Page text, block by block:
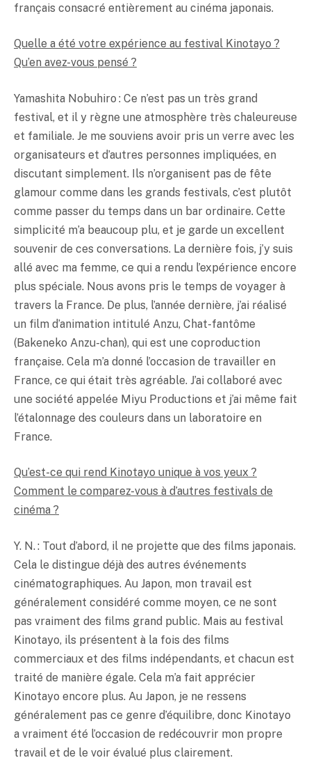
français consacré entièrement au cinéma japonais.
Quelle a été votre expérience au festival Kinotayo ?
Qu’en avez-vous pensé ?
Yamashita Nobuhiro : Ce n’est pas un très grand
festival, et il y règne une atmosphère très chaleureuse
et familiale. Je me souviens avoir pris un verre avec les
organisateurs et d’autres personnes impliquées, en
discutant simplement. Ils n’organisent pas de fête
glamour comme dans les grands festivals, c’est plutôt
comme passer du temps dans un bar ordinaire. Cette
simplicité m’a beaucoup plu, et je garde un excellent
souvenir de ces conversations. La dernière fois, j’y suis
allé avec ma femme, ce qui a rendu l’expérience encore
plus spéciale. Nous avons pris le temps de voyager à
travers la France. De plus, l’année dernière, j’ai réalisé
un film d’animation intitulé Anzu, Chat-fantôme
(Bakeneko Anzu-chan), qui est une coproduction
française. Cela m’a donné l’occasion de travailler en
France, ce qui était très agréable. J’ai collaboré avec
une société appelée Miyu Productions et j’ai même fait
l’étalonnage des couleurs dans un laboratoire en
France.
Qu’est-ce qui rend Kinotayo unique à vos yeux ?
Comment le comparez-vous à d’autres festivals de
cinéma ?
Y. N. : Tout d’abord, il ne projette que des films japonais.
Cela le distingue déjà des autres événements
cinématographiques. Au Japon, mon travail est
généralement considéré comme moyen, ce ne sont
pas vraiment des films grand public. Mais au festival
Kinotayo, ils présentent à la fois des films
commerciaux et des films indépendants, et chacun est
traité de manière égale. Cela m’a fait apprécier
Kinotayo encore plus. Au Japon, je ne ressens
généralement pas ce genre d’équilibre, donc Kinotayo
a vraiment été l’occasion de redécouvrir mon propre
travail et de le voir évalué plus clairement.